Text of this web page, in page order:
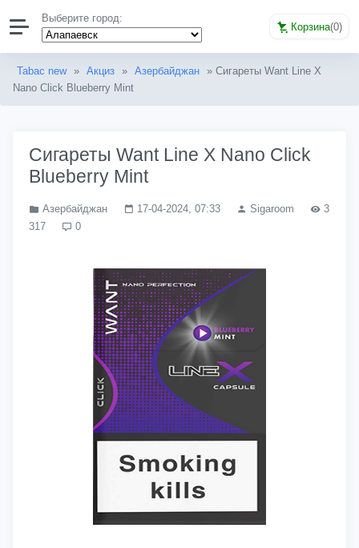
Выберите город:
Корзина(0)
Tabac new » Акциз » Азербайджан » Сигареты Want Line X
Nano Click Blueberry Mint
Сигареты Want Line X Nano Click
Blueberry Mint
Азербайджан 17-04-2024, 07:33 Sigaroom
3
317
0